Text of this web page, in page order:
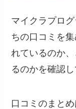
マイクラプロ
ちの口コミを
れているのか
るのかを確認し
口コミのまと